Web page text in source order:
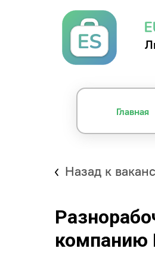
Главная
Назад к
компанию